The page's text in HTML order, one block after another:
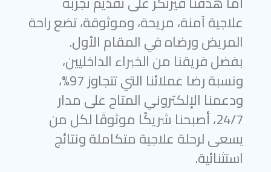
علاجية آمنة، مريحة، وموثوقة، تضع راحة
المريض ورضاه في المقام الأول.
بفضل فريقنا من الخبراء الداخليين،
ونسبة رضا عملائنا التي تتجاوز 97%،
ودعمنا الإلكتروني المتاح على مدار
24/7، أصبحنا شريكًا موثوقًا لكل من
يسعى لرحلة علاجية متكاملة ونتائج
استثنائية.